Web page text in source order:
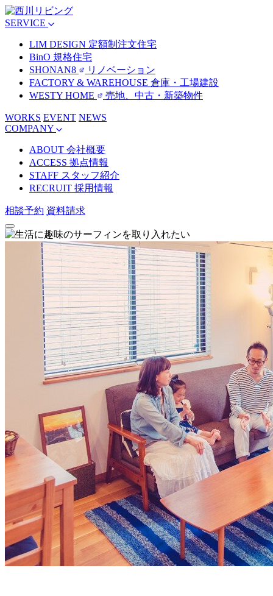
SERVICE
LIM DESIGN 定額制注文住宅
BinO 規格住宅
SHONAN8
リノベーション
FACTORY & WAREHOUSE 倉庫・工場建設
WESTY HOME
売地、中古・新築物件
WORKS EVENT NEWS
COMPANY
ABOUT 会社概要
ACCESS 拠点情報
STAFF スタッフ紹介
RECRUIT 採用情報
相談予約 資料請求